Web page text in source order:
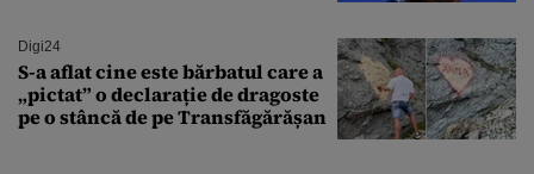
Digi24
S-a aflat cine este bărbatul care a
„pictat” o declarație de dragoste
pe o stâncă de pe Transfăgărășan